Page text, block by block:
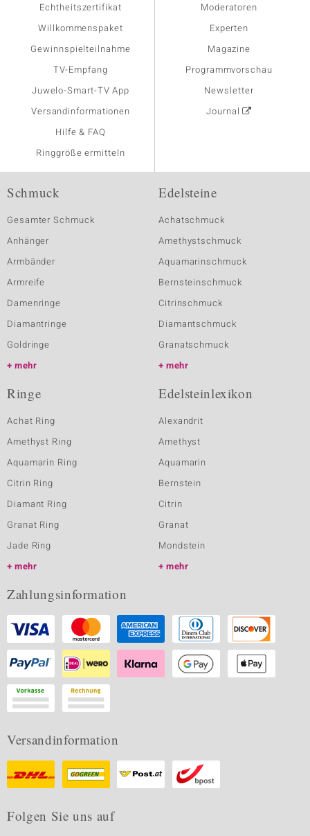
Echtheitszertifikat
Willkommenspaket
Gewinnspielteilnahme
TV-Empfang
Juwelo-Smart-TV App
Versandinformationen
Hilfe & FAQ
Ringgröße ermitteln
Moderatoren
Experten
Magazine
Programmvorschau
Newsletter
Journal
Schmuck
Gesamter Schmuck
Anhänger
Armbänder
Armreife
Damenringe
Diamantringe
Goldringe
mehr
Edelsteine
Achatschmuck
Amethystschmuck
Aquamarinschmuck
Bernsteinschmuck
Citrinschmuck
Diamantschmuck
Granatschmuck
mehr
Ringe
Achat Ring
Amethyst Ring
Aquamarin Ring
Citrin Ring
Diamant Ring
Granat Ring
Jade Ring
mehr
Edelsteinlexikon
Alexandrit
Amethyst
Aquamarin
Bernstein
Citrin
Granat
Mondstein
mehr
Zahlungsinformation
Versandinformation
Folgen Sie uns auf